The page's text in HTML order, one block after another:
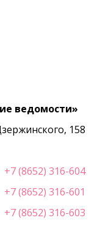
ведомости»
158
+7 (8652) 316-604
+7 (8652) 316-601
+7 (8652) 316-603